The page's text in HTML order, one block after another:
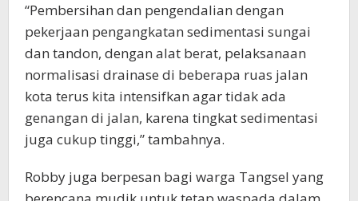
“Pembersihan dan pengendalian dengan
pekerjaan pengangkatan sedimentasi sungai
dan tandon, dengan alat berat, pelaksanaan
normalisasi drainase di beberapa ruas jalan
kota terus kita intensifkan agar tidak ada
genangan di jalan, karena tingkat sedimentasi
juga cukup tinggi,” tambahnya.
Robby juga berpesan bagi warga Tangsel yang